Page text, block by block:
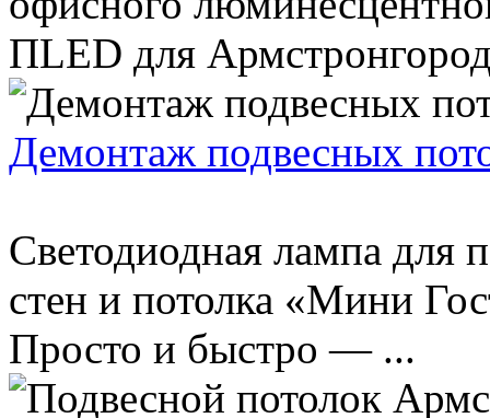
ПLED для
Демонтаж подвесных
Светодиодная лампа для
стен и потолка «Мини
Просто и быстро — ...